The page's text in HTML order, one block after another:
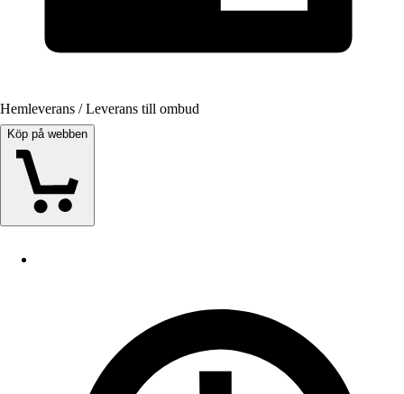
Hemleverans / Leverans till ombud
Köp på webben